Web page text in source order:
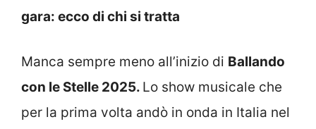
gara: ecco di chi si tratta
Manca sempre meno all’inizio di Ballando
con le Stelle 2025. Lo show musicale che
per la prima volta andò in onda in Italia nel